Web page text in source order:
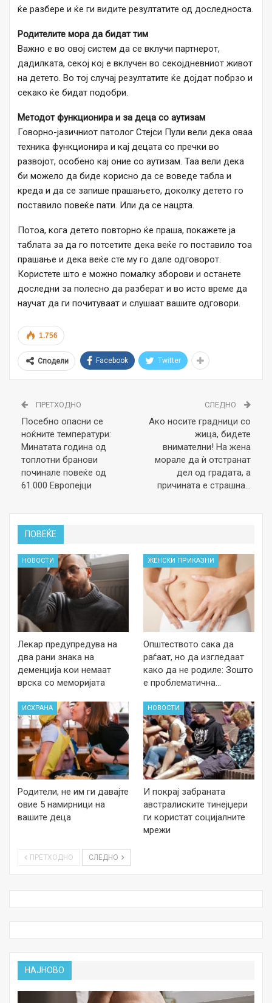
ќе разбере и ќе ги видите резултатите од доследноста.
Родителите мора да бидат тим
Важно е во овој систем да се вклучи партнерот,
дадилката, секој кој е вклучен во секојдневниот живот
на детето. Во тој случај резултатите ќе дојдат побрзо и
секако ќе бидат подобри.
Методот функционира и за деца со аутизам
Говорно-јазичниот патолог Стејси Пули вели дека оваа
техника функционира и кај децата со пречки во
развојот, особено кај оние со аутизам. Таа вели дека
би можело да биде корисно да се воведе табла и
креда и да се запише прашањето, доколку детето го
поставило повеќе пати. Или да се нацрта.
Потоа, кога детето повторно ќе праша, покажете ја
таблата за да го потсетите дека веќе го поставило тоа
прашање и дека веќе сте му го дале одговорот.
Користете што е можно помалку зборови и останете
доследни за полесно да разберат и во исто време да
научат да ги почитуваат и слушаат вашите одговори.
1.756
Сподели Facebook Twitter
ПРЕТХОДНО
Посебно опасни се
ноќните температури:
Минатата година од
топлотни бранови
починале повеќе од
61.000 Европејци
СЛЕДНО
Ако носите градници со
жица, бидете
внимателни! На жена
морале да ѝ отстранат
дел од градата, а
причината е страшна…
ПОВЕЌЕ
НОВОСТИ
Лекар предупредува на
два рани знака на
деменција кои немаат
врска со меморијата
ЖЕНСКИ ПРИКАЗНИ
Општеството сака да
раѓаат, но да изгледаат
како да не родиле: Зошто
е проблематична…
ИСХРАНА
Родители, не им ги давајте
овие 5 намирници на
вашите деца
НОВОСТИ
И покрај забраната
австралиските тинејџери
ги користат социјалните
мрежи
ПРЕТХОДНО СЛЕДНО
НАЈНОВО